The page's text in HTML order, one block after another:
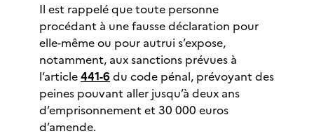
Il est rappelé que toute personne
procédant à une fausse déclaration pour
elle-même ou pour autrui s’expose,
notamment, aux sanctions prévues à
l’article441-6 du code pénal, prévoyant des
peines pouvant aller jusqu’à deux ans
d’emprisonnement et 30 000 euros
d’amende.